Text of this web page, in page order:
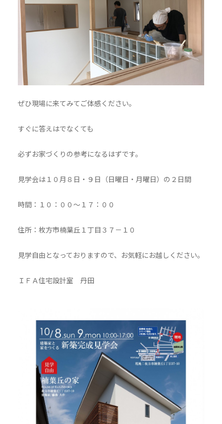
ぜひ現場に来てみてご体感ください。
すぐに答えはでなくても
必ずお家づくりの参考になるはずです。
見学会は１０月８日・９日（日曜日・月曜日）の２日間
時間：１０：００～１７：００
住所：枚方市楠葉丘１丁目３７－１０
見学自由となっておりますので、お気軽にお越しください。
ＩＦＡ住宅設計室 丹田